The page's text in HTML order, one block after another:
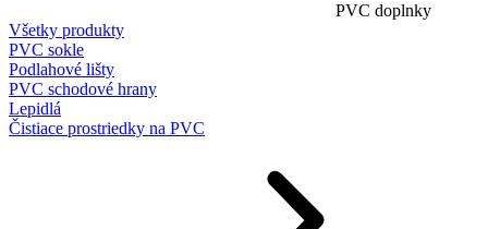
PVC doplnky
Všetky produkty
PVC sokle
Podlahové lišty
PVC schodové hrany
Lepidlá
Čistiace prostriedky na PVC